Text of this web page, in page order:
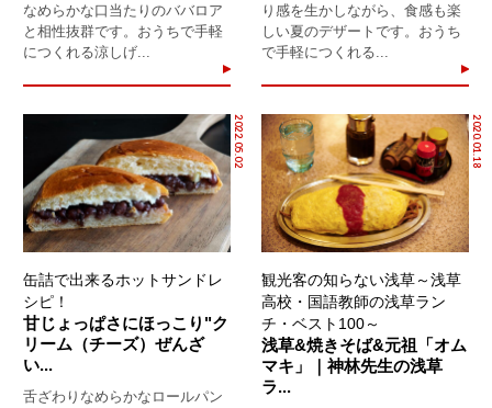
なめらかな口当たりのババロア
と相性抜群です。おうちで手軽
につくれる涼しげ...
り感を生かしながら、食感も楽
しい夏のデザートです。おうち
で手軽につくれる...
2022.05.02
缶詰で出来るホットサンドレ
シピ！
甘じょっぱさにほっこり"ク
リーム（チーズ）ぜんざ
い...
舌ざわりなめらかなロールパン
2020.01.18
観光客の知らない浅草～浅草
高校・国語教師の浅草ラン
チ・ベスト100～
浅草&焼きそば&元祖「オム
マキ」｜神林先生の浅草
ラ...